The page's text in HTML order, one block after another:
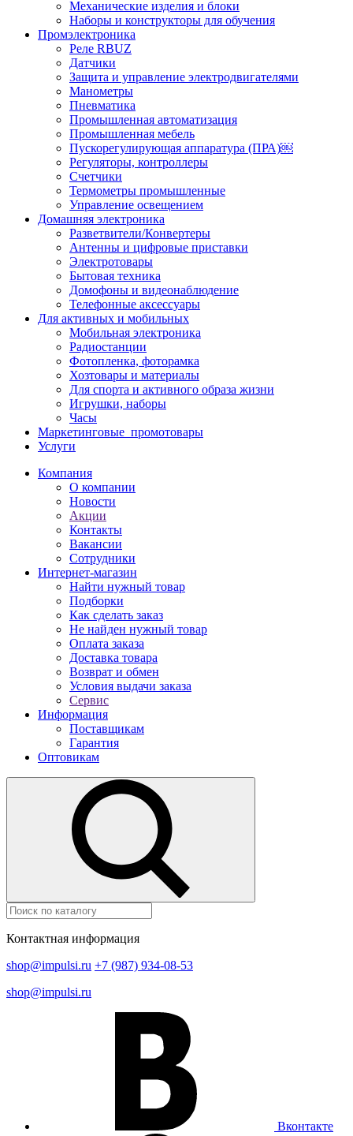
Механические изделия и блоки
Наборы и конструкторы для обучения
Промэлектроника
Реле RBUZ
Датчики
Защита и управление электродвигателями
Манометры
Пневматика
Промышленная автоматизация
Промышленная мебель
Пускорегулирующая аппаратура (ПРА)￼
Регуляторы, контроллеры
Счетчики
Термометры промышленные
Управление освещением
Домашняя электроника
Разветвители/Конвертеры
Антенны и цифровые приставки
Электротовары
Бытовая техника
Домофоны и видеонаблюдение
Телефонные аксессуары
Для активных и мобильных
Мобильная электроника
Радиостанции
Фотопленка, фоторамка
Хозтовары и материалы
Для спорта и активного образа жизни
Игрушки, наборы
Часы
Маркетинговые_промотовары
Услуги
Компания
О компании
Новости
Акции
Контакты
Вакансии
Сотрудники
Интернет-магазин
Найти нужный товар
Подборки
Как сделать заказ
Не найден нужный товар
Оплата заказа
Доставка товара
Возврат и обмен
Условия выдачи заказа
Сервис
Информация
Поставщикам
Гарантия
Оптовикам
Контактная информация
shop@impulsi.ru +7 (987) 934-08-53
shop@impulsi.ru
Вконтакте